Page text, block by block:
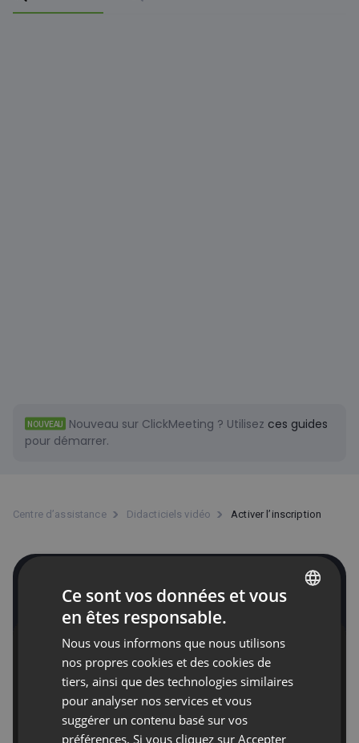
NOUVEAU Nouveau sur ClickMeeting ? Utilisez ces guides
pour démarrer.
Centre d’assistance Didacticiels vidéo Activer l’inscription
Activer l’inscription
FRENCH
Ce sont vos données et vous
en êtes responsable.
Nous vous informons que nous utilisons
nos propres cookies et des cookies de
tiers, ainsi que des technologies similaires
pour analyser nos services et vous
suggérer un contenu basé sur vos
préférences. Si vous cliquez sur Accepter